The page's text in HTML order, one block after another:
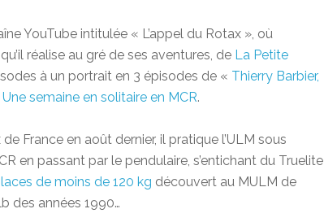
YouTube intitulée « L’appel du Rotax », où
réalise au gré de ses aventures, de La Petite
à un portrait en 3 épisodes de « Thierry Barbier,
Une semaine en solitaire en MCR.
France en août dernier, il pratique l’ULM sous
en passant par le pendulaire, s’entichant du Truelite
de moins de 120 kg découvert au MULM de
des années 1990…